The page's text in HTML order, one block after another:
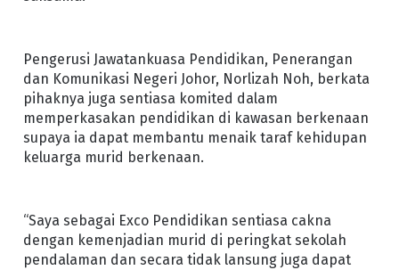
Pengerusi Jawatankuasa Pendidikan, Penerangan
dan Komunikasi Negeri Johor, Norlizah Noh, berkata
pihaknya juga sentiasa komited dalam
memperkasakan pendidikan di kawasan berkenaan
supaya ia dapat membantu menaik taraf kehidupan
keluarga murid berkenaan.
“Saya sebagai Exco Pendidikan sentiasa cakna
dengan kemenjadian murid di peringkat sekolah
pendalaman dan secara tidak lansung juga dapat